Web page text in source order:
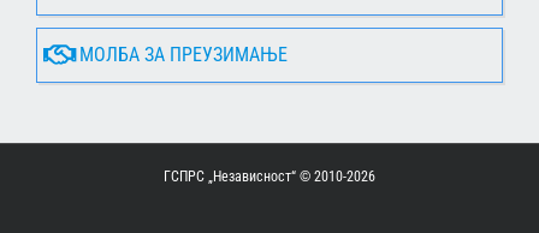
МОЛБА ЗА ПРЕУЗИМАЊЕ
ГСПРС „Независност“ © 2010-2026